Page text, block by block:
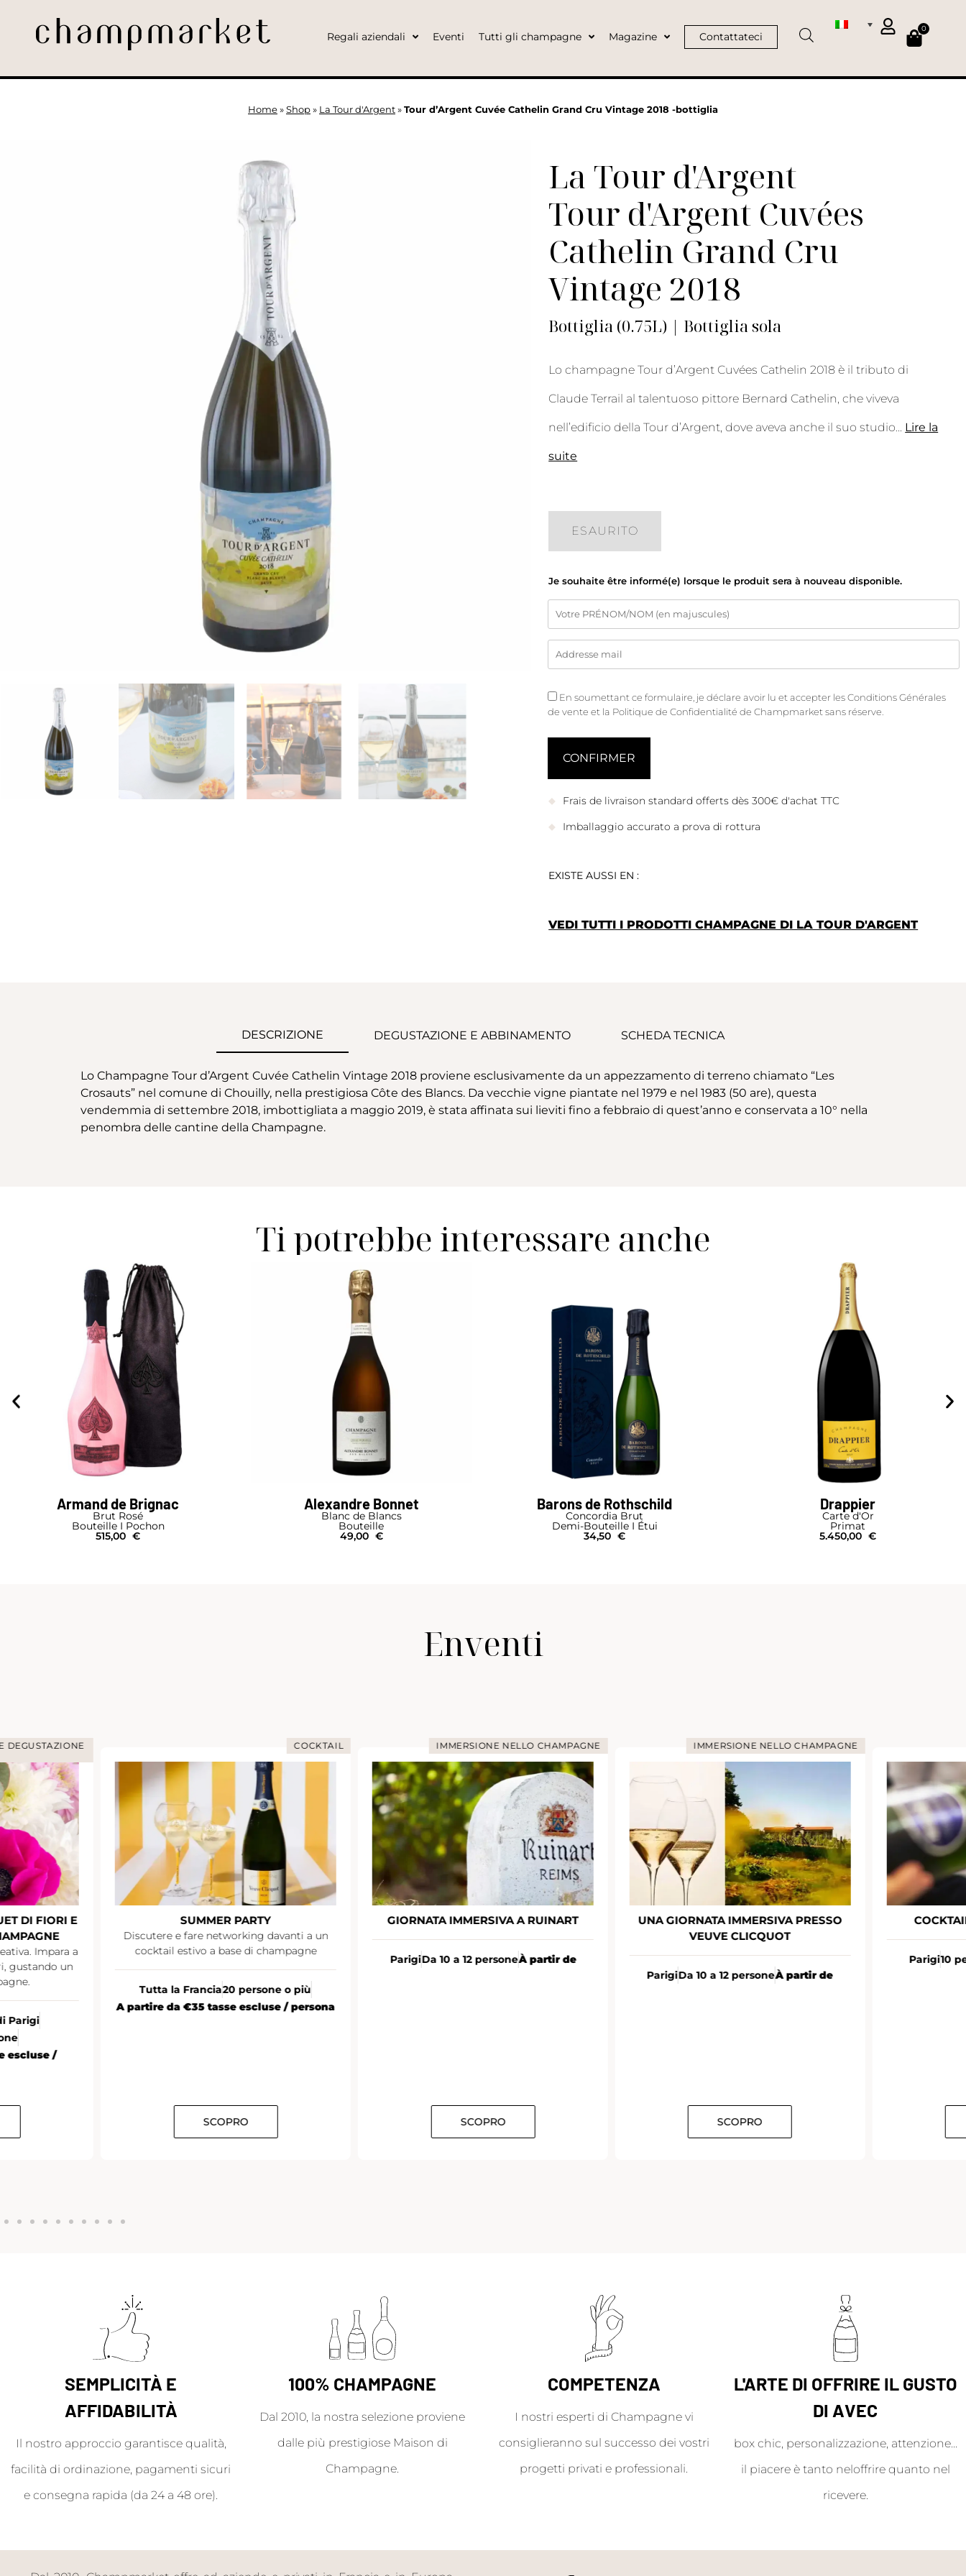
Regali aziendali Eventi Tutti gli champagne Magazine Contattateci
0
Home » Shop » La Tour d'Argent » Tour d’Argent Cuvée Cathelin Grand Cru Vintage 2018 -bottiglia
La Tour d'Argent
Tour d'Argent Cuvées
Cathelin Grand Cru
Vintage 2018
Bottiglia (0.75L) | Bottiglia sola
Lo champagne Tour d’Argent Cuvées Cathelin 2018 è il tributo di
Claude Terrail al talentuoso pittore Bernard Cathelin, che viveva
nell’edificio della Tour d’Argent, dove aveva anche il suo studio Lire la
suite
ESAURITO
Je souhaite être informé(e) lorsque le produit sera à nouveau disponible.
En soumettant ce formulaire, je déclare avoir lu et accepter lesConditions Générales
de venteet la Politique de Confidentialitéde Champmarket sans réserve.
Frais de livraison standard offerts dès 300€ d'achat TTC
Imballaggio accurato a prova di rottura
EXISTE AUSSI EN :
VEDI TUTTI I PRODOTTI CHAMPAGNE DI LA TOUR D'ARGENT
DESCRIZIONE DEGUSTAZIONE E ABBINAMENTO SCHEDA TECNICA
Lo Champagne Tour d’Argent Cuvée Cathelin Vintage 2018 proviene esclusivamente da un appezzamento di terreno chiamato “Les
Crosauts” nel comune di Chouilly, nella prestigiosa Côte des Blancs. Da vecchie vigne piantate nel 1979 e nel 1983 (50 are), questa
vendemmia di settembre 2018, imbottigliata a maggio 2019, è stata affinata sui lieviti fino a febbraio di quest’anno e conservata a 10° nella
penombra delle cantine della Champagne.
Ti potrebbe interessare anche
Armand de Brignac
Brut Rosé
Bouteille I Pochon
515,00 €
Alexandre Bonnet
Blanc de Blancs
Bouteille
49,00 €
Barons de Rothschild
Concordia Brut
Demi-Bouteille I Étui
34,50 €
Drappier
Carte d'Or
Primat
5.450,00 €
Enventi
DEGUSTAZIONE
DI FIORI E
Impara a
gustando un
Parigi
escluse /
COCKTAIL
SUMMER PARTY
Discutere e fare networking davanti a un
cocktail estivo a base di champagne
Tutta la Francia20 persone o più
A partire da €35 tasse escluse / persona
SCOPRO
IMMERSIONE NELLO CHAMPAGNE
GIORNATA IMMERSIVA A RUINART
ParigiDa 10 a 12 personeÀ partir de
SCOPRO
IMMERSIONE NELLO CHAMPAGNE
UNA GIORNATA IMMERSIVA PRESSO
VEUVE CLICQUOT
ParigiDa 10 a 12 personeÀ partir de
SCOPRO
Parigi10
SEMPLICITÀ E
AFFIDABILITÀ
Il nostro approccio garantisce qualità,
facilità di ordinazione, pagamenti sicuri
e consegna rapida (da 24 a 48 ore).
100% CHAMPAGNE
Dal 2010, la nostra selezione proviene
dalle più prestigiose Maison di
Champagne.
COMPETENZA
I nostri esperti di Champagne vi
consiglieranno sul successo dei vostri
progetti privati e professionali.
L'ARTE DI OFFRIRE IL GUSTO
DI AVEC
box chic, personalizzazione, attenzione...
il piacere è tanto neloffrire quanto nel
ricevere.